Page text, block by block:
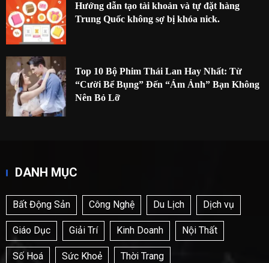
Hướng dẫn tạo tài khoản và tự đặt hàng
Trung Quốc không sợ bị khóa nick.
Top 10 Bộ Phim Thái Lan Hay Nhất: Từ
“Cười Bể Bụng” Đến “Ám Ảnh” Bạn Không
Nên Bỏ Lỡ
DANH MỤC
Bất Động Sản Công Nghệ Du Lịch Dịch vụ
Giáo Dục Giải Trí Kinh Doanh Nội Thất
Số Hoá Sức Khoẻ Thời Trang